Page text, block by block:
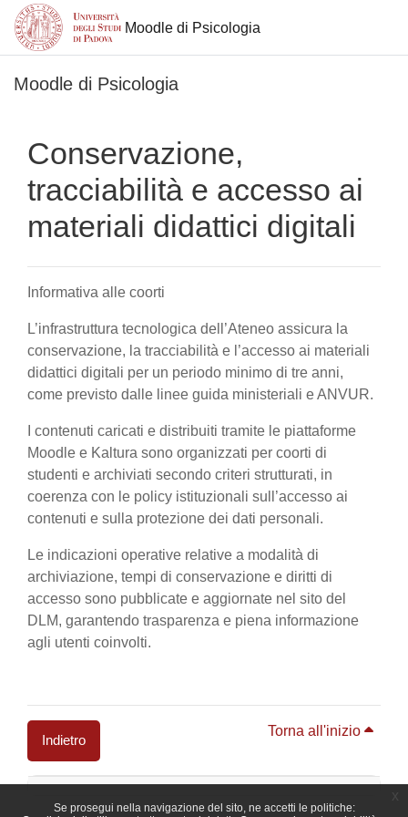
Se prosegui nella navigazione del sito, ne accetti le politiche:
Moodle di Psicologia
Moodle di Psicologia
Conservazione,
tracciabilità e accesso ai
materiali didattici digitali
Informativa alle coorti
L’infrastruttura tecnologica dell’Ateneo assicura la
conservazione, la tracciabilità e l’accesso ai materiali
didattici digitali per un periodo minimo di tre anni,
come previsto dalle linee guida ministeriali e ANVUR.
I contenuti caricati e distribuiti tramite le piattaforme
Moodle e Kaltura sono organizzati per coorti di
studenti e archiviati secondo criteri strutturati, in
coerenza con le policy istituzionali sull’accesso ai
contenuti e sulla protezione dei dati personali.
Le indicazioni operative relative a modalità di
archiviazione, tempi di conservazione e diritti di
accesso sono pubblicate e aggiornate nel sito del
DLM, garantendo trasparenza e piena informazione
agli utenti coinvolti.
Indietro
Torna all'inizio
Blocchi